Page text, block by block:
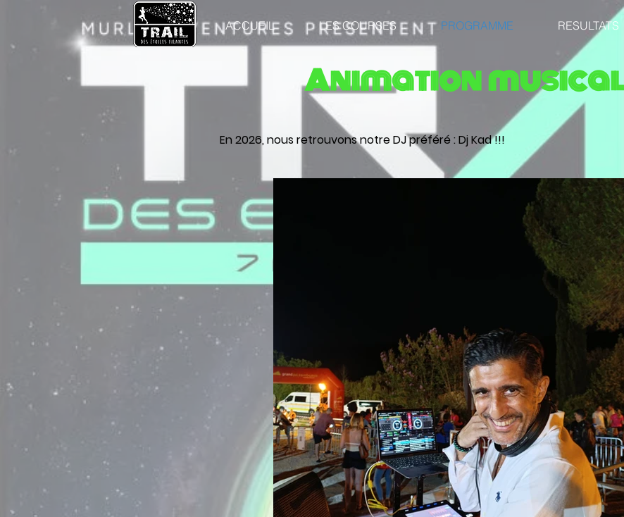
ACCUEIL LES COURSES PROGRAMME RESULTATS
Animation
En 2026, nous retrouvons notre DJ préféré : Dj Kad !!!